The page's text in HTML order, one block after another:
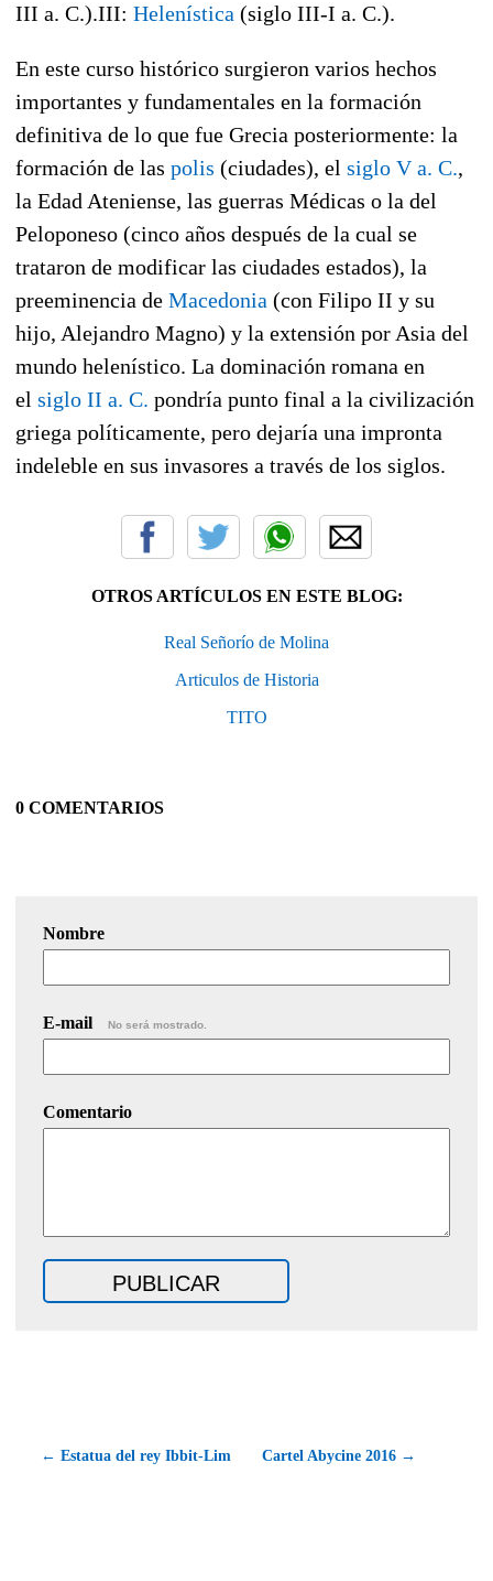
III a. C.).III: Helenística (siglo III-I a. C.).
En este curso histórico surgieron varios hechos
importantes y fundamentales en la formación
definitiva de lo que fue Grecia posteriormente: la
formación de las polis (ciudades), el siglo V a. C.,
la Edad Ateniense, las guerras Médicas o la del
Peloponeso (cinco años después de la cual se
trataron de modificar las ciudades estados), la
preeminencia de Macedonia (con Filipo II y su
hijo, Alejandro Magno) y la extensión por Asia del
mundo helenístico. La dominación romana en
el siglo II a. C. pondría punto final a la civilización
griega políticamente, pero dejaría una impronta
indeleble en sus invasores a través de los siglos.
OTROS ARTÍCULOS EN ESTE BLOG:
Real Señorío de Molina
Articulos de Historia
TITO
0 COMENTARIOS
Nombre
E-mail No será mostrado.
Comentario
← Estatua del rey Ibbit-Lim Cartel Abycine 2016 →